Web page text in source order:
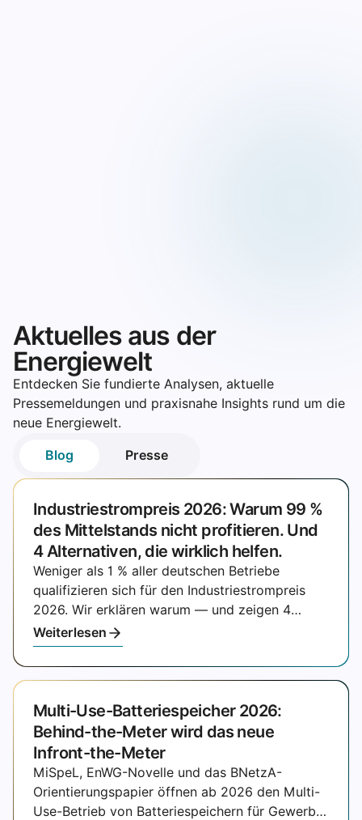
Aktuelles aus der
Energiewelt
Entdecken Sie fundierte Analysen, aktuelle
Pressemeldungen und praxisnahe Insights rund um die
neue Energiewelt.
Blog Presse
Industriestrompreis 2026: Warum 99 %
des Mittelstands nicht profitieren. Und
4 Alternativen, die wirklich helfen.
Weniger als 1 % aller deutschen Betriebe
qualifizieren sich für den Industriestrompreis
2026. Wir erklären warum — und zeigen 4
Alternativen, die für den Mittelstand wirklich
greifen.
Weiterlesen
Multi-Use-Batteriespeicher 2026:
Behind-the-Meter wird das neue
Infront-the-Meter
MiSpeL, EnWG-Novelle und das BNetzA-
Orientierungspapier öffnen ab 2026 den Multi-
Use-Betrieb von Batteriespeichern für Gewerbe